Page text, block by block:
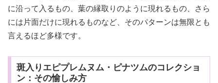
に沿って入るもの、葉の縁取りのように現れるもの、さら
には片面だけに現れるものなど、そのパターンは無限とも
言えるほど多様です。
斑入りエピプレムヌム・ピナツムのコレクショ
ン：その愉しみ方